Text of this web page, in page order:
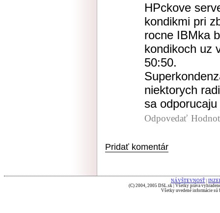
HPckove
kondikmi pri
rocne IBMka
kondikoch uz
50:50.
niektorych
sa
Odpovedať
Pridať komentár
NÁVŠTEVNOSŤ
(C) 2004, 2005 DSL.sk | Všetky práva
Všetky uvedené informácie sú